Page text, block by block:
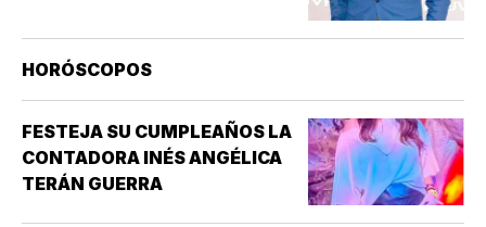
HORÓSCOPOS
FESTEJA SU CUMPLEAÑOS LA
CONTADORA INÉS ANGÉLICA
TERÁN GUERRA